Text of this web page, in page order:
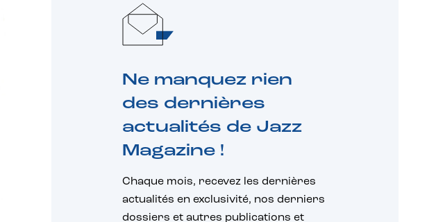
Ne manquez rien
des dernières
actualités de Jazz
Magazine !
Chaque mois, recevez les dernières
actualités en exclusivité, nos derniers
dossiers et autres publications et